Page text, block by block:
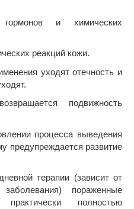
и химических
реакций кожи.
уходят отечность и
подвижность
процесса выведения
предупреждается развитие
терапии (зависит от
пораженные
полностью